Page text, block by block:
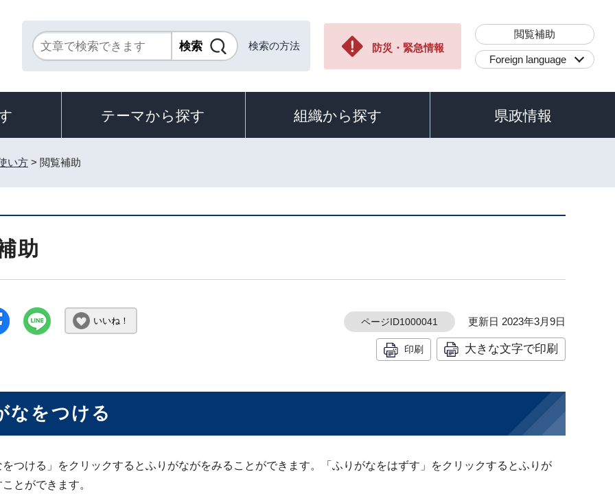
検索の方法 防災・緊急情報
閲覧補助
Foreign language
テーマから探す 組織から探す 県政情報
い方 > 閲覧補助
助
いいね！ ページID1000041 更新日 2023年3月9日
印刷 大きな文字で印刷
なをつける
つける」をクリックするとふりがながをみることができます。「ふりがなをはずす」をクリックするとふりが
とができます。